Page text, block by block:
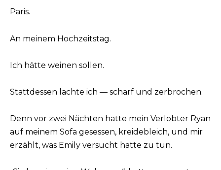
Paris.
An meinem Hochzeitstag.
Ich hätte weinen sollen.
Stattdessen lachte ich — scharf und zerbrochen.
Denn vor zwei Nächten hatte mein Verlobter Ryan
auf meinem Sofa gesessen, kreidebleich, und mir
erzählt, was Emily versucht hatte zu tun.